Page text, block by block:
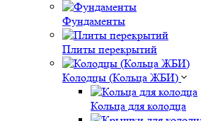
Фундаменты
Плиты перекрытий
Колодцы (Кольца ЖБИ)
Кольца для колодца